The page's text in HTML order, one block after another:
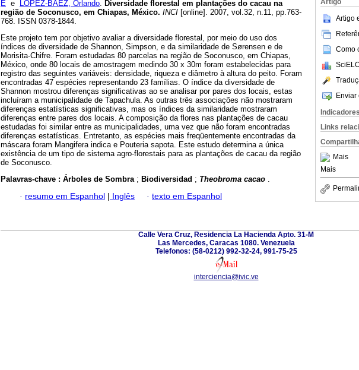
Artigo
Artigo
Como
Enviar
Indicadores
Links
Mais
Mais
E e LOPEZ-BAEZ, Orlando. Diversidade florestal em plantações do cacau na
região de Soconusco, em Chiapas, México. INCI [online]. 2007, vol.32, n.11, pp.763-
768. ISSN 0378-1844.
Este projeto tem por objetivo avaliar a diversidade florestal, por meio do uso dos
índices de diversidade de Shannon, Simpson, e da similaridade de Sørensen e de
Morisita-Chifre. Foram estudadas 80 parcelas na região de Soconusco, em Chiapas,
México, onde 80 locais de amostragem medindo 30 x 30m foram estabelecidas para
registro das seguintes variáveis: densidade, riqueza e diâmetro à altura do peito. Foram
encontradas 47 espécies representando 23 famílias. O índice da diversidade de
Shannon mostrou diferenças significativas ao se analisar por pares dos locais, estas
incluíram a municipalidade de Tapachula. As outras três associações não mostraram
diferenças estatísticas significativas, mas os índices da similaridade mostraram
diferenças entre pares dos locais. A composição da flores nas plantações de cacau
estudadas foi similar entre as municipalidades, uma vez que não foram encontradas
diferenças estatísticas. Entretanto, as espécies mais freqüentemente encontradas da
máscara foram Mangifera indica e Pouteria sapota. Este estudo determina a única
existência de um tipo de sistema agro-florestais para as plantações de cacau da região
de Soconusco.
Palavras-chave : Árboles de Sombra ; Biodiversidad ; Theobroma cacao .
· resumo em Espanhol | Inglês · texto em Espanhol
Calle Vera Cruz, Residencia La Hacienda Apto. 31-M
Las Mercedes, Caracas 1080. Venezuela
Telefonos: (58-0212) 992-32-24, 991-75-25
interciencia@ivic.ve